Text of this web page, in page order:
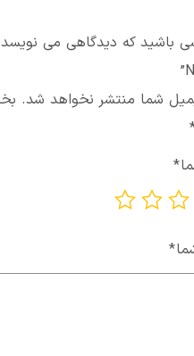
شما منتشر نخواهد شد.
*
*